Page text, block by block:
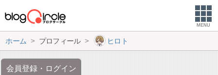
MENU
ホーム プロフィール ヒロト
会員登録・ログイン